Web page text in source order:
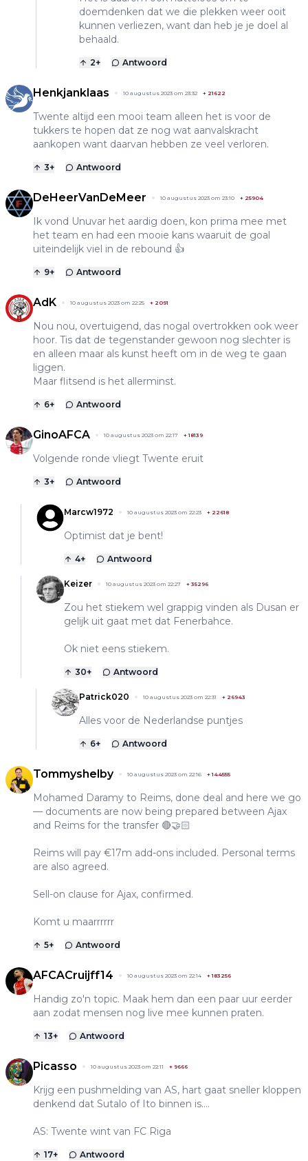
doemdenken dat we die plekken weer ooit
kunnen verliezen, want dan heb je je doel al
behaald.
2+ Antwoord
Henkjanklaas 10 augustus 2023 om 23:32 + 21622
Twente altijd een mooi team alleen het is voor de
tukkers te hopen dat ze nog wat aanvalskracht
aankopen want daarvan hebben ze veel verloren.
3+ Antwoord
DeHeerVanDeMeer 10 augustus 2023 om 23:10 + 25904
Ik vond Unuvar het aardig doen, kon prima mee met
het team en had een mooie kans waaruit de goal
uiteindelijk viel in de rebound 👍
9+ Antwoord
AdK 10 augustus 2023 om 22:25 + 2091
Nou nou, overtuigend, das nogal overtrokken ook weer
hoor. Tis dat de tegenstander gewoon nog slechter is
en alleen maar als kunst heeft om in de weg te gaan
liggen.
Maar flitsend is het allerminst.
6+ Antwoord
GinoAFCA 10 augustus 2023 om 22:17 +18139
Volgende ronde vliegt Twente eruit
3+ Antwoord
Marcw1972 10 augustus 2023 om 22:23 + 22618
Optimist dat je bent!
4+ Antwoord
Keizer 10 augustus 2023 om 22:27 + 35296
Zou het stiekem wel grappig vinden als Dusan er
gelijk uit gaat met dat Fenerbahce.
Ok niet eens stiekem.
30+ Antwoord
Patrick020 10 augustus 2023 om 22:31 + 26943
Alles voor de Nederlandse puntjes
6+ Antwoord
Tommyshelby 10 augustus 2023 om 22:16 +144555
Mohamed Daramy to Reims, done deal and here we go
— documents are now being prepared between Ajax
and Reims for the transfer 🔴🤝🏻
Reims will pay €17m add-ons included. Personal terms
are also agreed.
Sell-on clause for Ajax, confirmed.
Komt u maarrrrrr
5+ Antwoord
AFCACruijff14 10 augustus 2023 om 22:14 +183256
Handig zo'n topic. Maak hem dan een paar uur eerder
aan zodat mensen nog live mee kunnen praten.
13+ Antwoord
Picasso 10 augustus 2023 om 22:11 + 9666
Krijg een pushmelding van AS, hart gaat sneller kloppen
denkend dat Sutalo of Ito binnen is....
AS: Twente wint van FC Riga
17+ Antwoord